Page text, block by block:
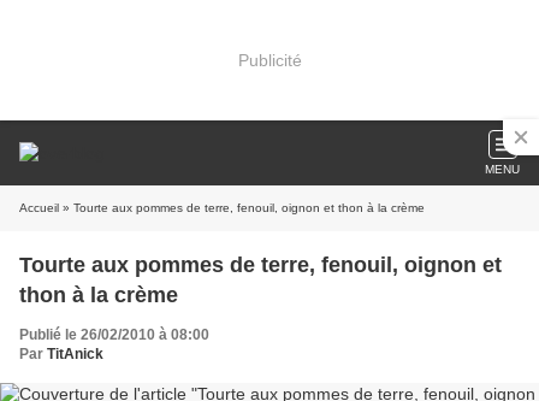
Publicité
MENU
Accueil » Tourte aux pommes de terre, fenouil, oignon et thon à la crème
Tourte aux pommes de terre, fenouil, oignon et
thon à la crème
Publié le 26/02/2010 à 08:00
Par TitAnick